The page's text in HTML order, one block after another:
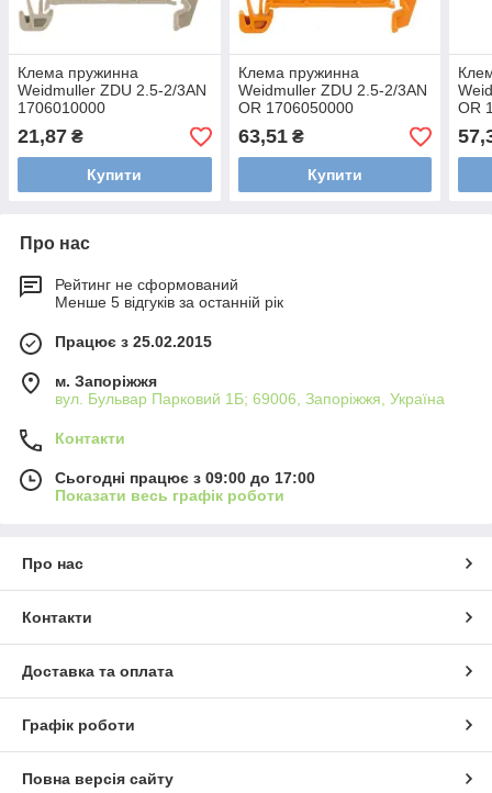
Клема пружинна
Weidmuller ZDU 2.5-2/3AN
1706010000
21,87 ₴
Купити
Клема пружинна
Weidmuller ZDU 2.5-2/3AN
OR 1706050000
63,51₴
Купити
OR
Про нас
Рейтинг не сформований
Менше 5 відгуків за останній рік
Працює з 25.02.2015
м. Запоріжжя
вул. Бульвар Парковий 1Б; 69006, Запоріжжя, Україна
Контакти
Сьогодні працює з 09:00 до 17:00
Показати весь графік роботи
Про нас
Контакти
Доставка та оплата
Графік роботи
Повна версія сайту